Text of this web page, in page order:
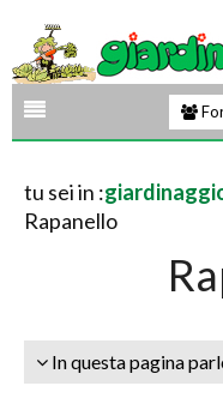
tu sei in :
Rapanello
In questa pagina